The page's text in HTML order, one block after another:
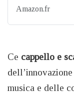
Amazon.fr
Ce cappello e
musica e delle